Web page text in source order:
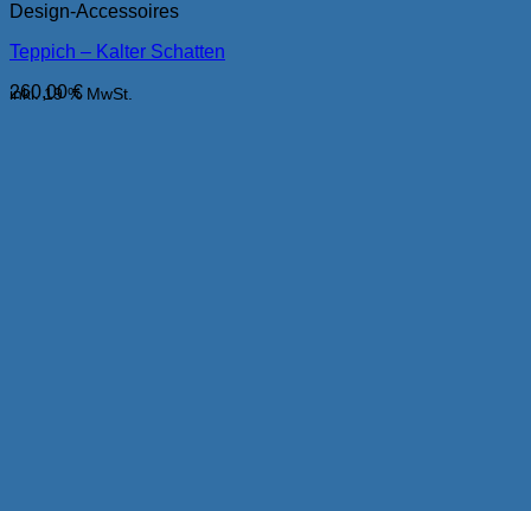
Design-Accessoires
Teppich – Kalter Schatten
260,00€
inkl. 19 % MwSt.